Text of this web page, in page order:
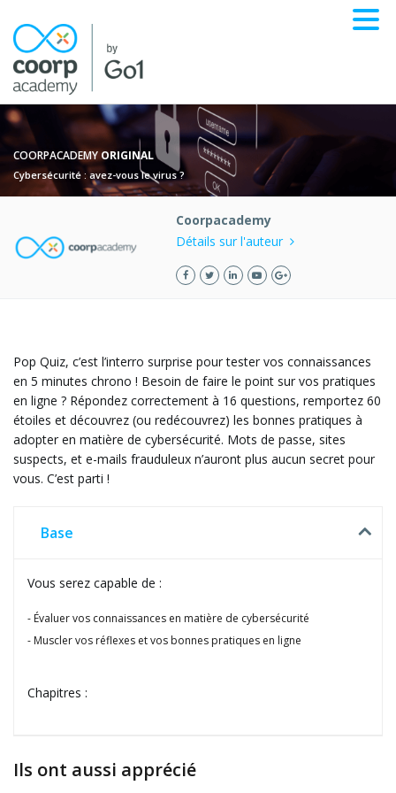
COORPACADEMY ORIGINAL
Cybersécurité : avez-vous le virus ?
Coorpacademy
Détails sur l'auteur
Pop Quiz, c’est l’interro surprise pour tester vos connaissances
en 5 minutes chrono ! Besoin de faire le point sur vos pratiques
en ligne ? Répondez correctement à 16 questions, remportez 60
étoiles et découvrez (ou redécouvrez) les bonnes pratiques à
adopter en matière de cybersécurité. Mots de passe, sites
suspects, et e-mails frauduleux n’auront plus aucun secret pour
vous. C’est parti !
Base
Vous serez capable de :
Évaluer vos connaissances en matière de cybersécurité
Muscler vos réflexes et vos bonnes pratiques en ligne
Chapitres :
Ils ont aussi apprécié